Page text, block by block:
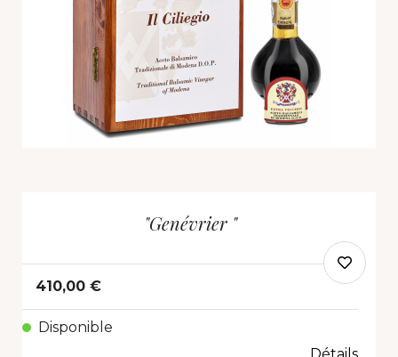
"Genévrier "
410,00 €
Disponible